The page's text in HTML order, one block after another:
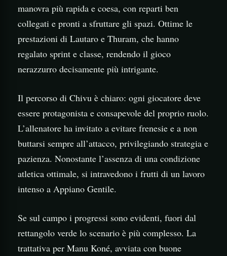
manovra più rapida e coesa, con reparti ben
collegati e pronti a sfruttare gli spazi. Ottime le
prestazioni di Lautaro e Thuram, che hanno
regalato sprint e classe, rendendo il gioco
nerazzurro decisamente più intrigante.
Il percorso di Chivu è chiaro: ogni giocatore deve
essere protagonista e consapevole del proprio ruolo.
L’allenatore ha invitato a evitare frenesie e a non
buttarsi sempre all’attacco, privilegiando strategia e
pazienza. Nonostante l’assenza di una condizione
atletica ottimale, si intravedono i frutti di un lavoro
intenso a Appiano Gentile.
Se sul campo i progressi sono evidenti, fuori dal
rettangolo verde lo scenario è più complesso. La
trattativa per Manu Koné, avviata con buone